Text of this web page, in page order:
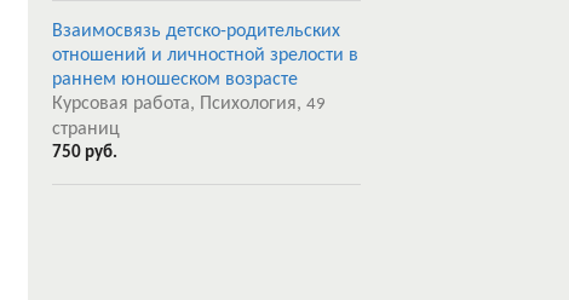
Взаимосвязь детско-родительских
отношений и личностной зрелости в
раннем юношеском возрасте
Курсовая работа, Психология, 49
страниц
750 руб.